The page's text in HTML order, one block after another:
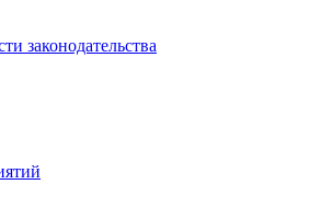
законодательства